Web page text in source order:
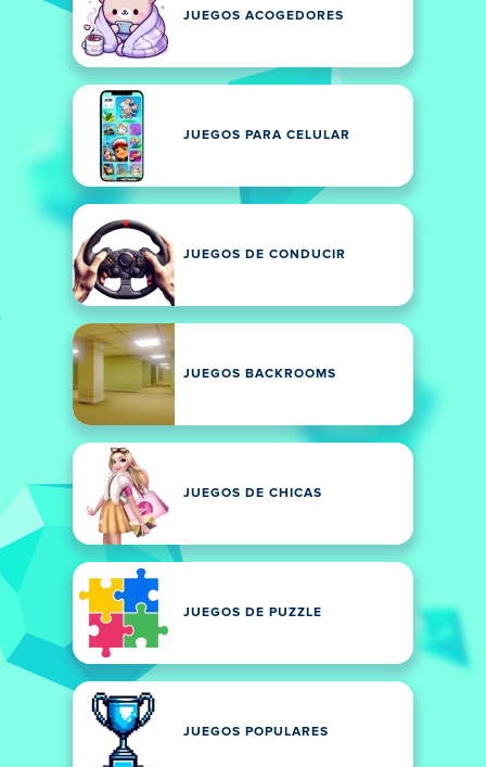
JUEGOS ACOGEDORES
JUEGOS PARA CELULAR
JUEGOS DE CONDUCIR
JUEGOS BACKROOMS
JUEGOS DE CHICAS
JUEGOS DE PUZZLE
JUEGOS POPULARES